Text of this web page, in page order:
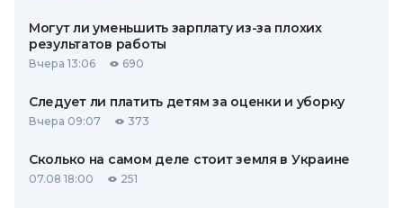
Могут ли уменьшить зарплату из-за плохих
результатов работы
Вчера 13:06 690
Следует ли платить детям за оценки и уборку
Вчера 09:07 373
Сколько на самом деле стоит земля в Украине
07.08 18:00 251